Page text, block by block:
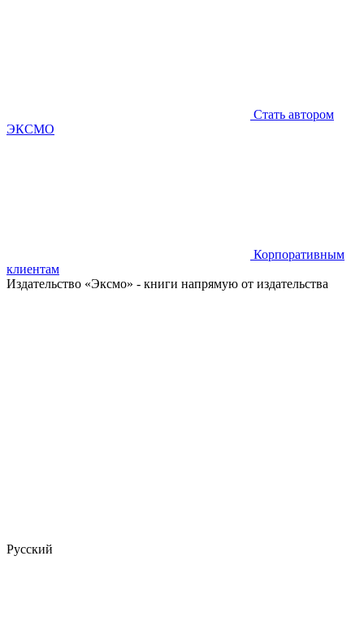
Стать автором
ЭКСМО
Корпоративным
клиентам
Издательство «Эксмо» - книги напрямую от издательства
Русский